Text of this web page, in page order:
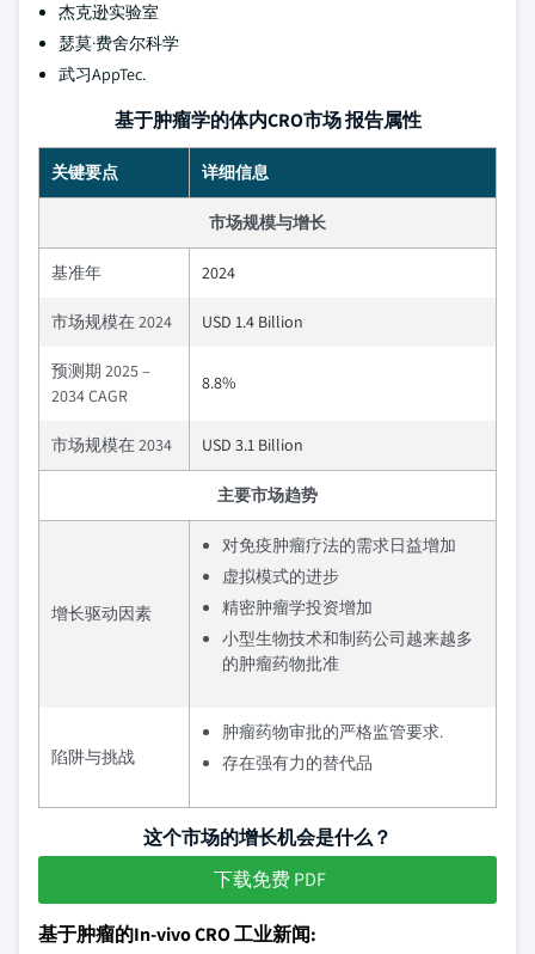
杰克逊实验室
瑟莫·费舍尔科学
武习AppTec.
基于肿瘤学的体内CRO市场 报告属性
关键要点 详细信息
市场规模与增长
基准年 2024
市场规模在 2024 USD 1.4 Billion
预测期 2025 –
2034 CAGR
8.8%
市场规模在 2034 USD 3.1 Billion
主要市场趋势
增长驱动因素
对免疫肿瘤疗法的需求日益增加
虚拟模式的进步
精密肿瘤学投资增加
小型生物技术和制药公司越来越多
的肿瘤药物批准
陷阱与挑战
肿瘤药物审批的严格监管要求.
存在强有力的替代品
这个市场的增长机会是什么？
下载免费 PDF
基于肿瘤的In-vivo CRO 工业新闻: